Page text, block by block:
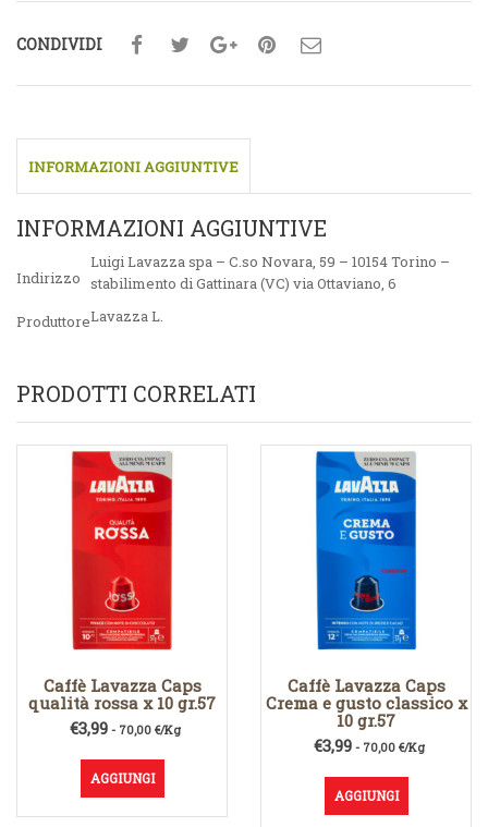
CONDIVIDI
INFORMAZIONI AGGIUNTIVE
INFORMAZIONI AGGIUNTIVE
Indirizzo
Luigi Lavazza spa – C.so Novara, 59 – 10154 Torino –
stabilimento di Gattinara (VC) via Ottaviano, 6
ProduttoreLavazza L.
PRODOTTI CORRELATI
Caffè Lavazza Caps
qualità rossa x 10 gr.57
€3,99- 70,00 €/Kg
AGGIUNGI
Caffè Lavazza Caps
Crema e gusto classico x
10 gr.57
€3,99- 70,00 €/Kg
AGGIUNGI